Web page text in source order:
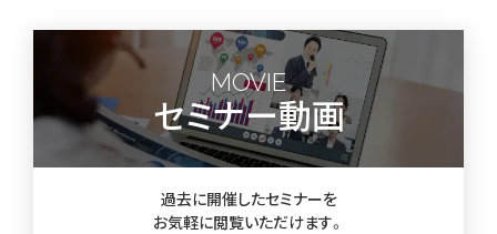
MOVIE
セミナー動画
過去に開催したセミナーを
お気軽に閲覧いただけます。